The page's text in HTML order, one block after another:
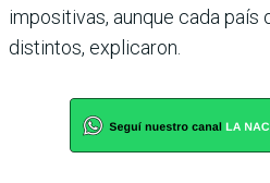
impositivas, aunque cada
distintos, explicaron.